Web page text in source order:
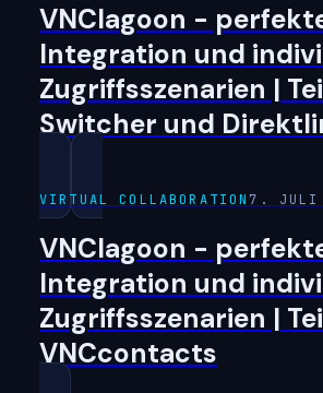
VNClagoon -
Integration und
Zugriffsszenarien |
Switcher und
VIRTUAL COLLABORATION 7. JULI
VNClagoon -
Integration und
Zugriffsszenarien |
VNCcontacts